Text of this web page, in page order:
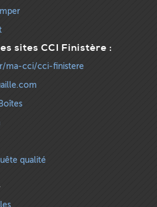
sites CCI Finistère :
ma-cci/cci-finistere
qualité